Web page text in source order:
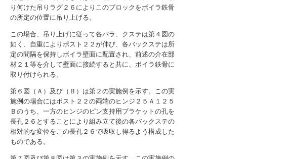
り何けた吊りラグ２６によりこのブロックをボイラ鉄骨
の所定の位置に吊り上げる。
この場合、吊り上げに従って各バラ、クステは第４図の
如く、自重によりポスト２２が伸び、各バックステは所
定の間隔を保持しボイラ壁面に配置され、前述の介在部
材２１等を介して壁面に接続すると共に、ボイラ鉄骨に
取り付けられる。
第６図（Ａ）及び（Ｂ）は第２の実施例を示す。この実
施例の場合にはポスト２２の両端のヒンジ２５Ａ１２５
Ｂのうち、一方のヒンジのピン支持用ブラケットの孔を
長孔２６とすることにより組み立て後の各バックステの
相対的な変位をこの長孔２６で吸収し得るよう構成した
ものである。